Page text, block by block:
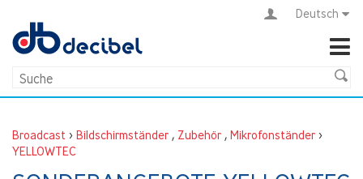
Deutsch
Broadcast > Bildschirmständer , Zubehör , Mikrofonständer >
YELLOWTEC